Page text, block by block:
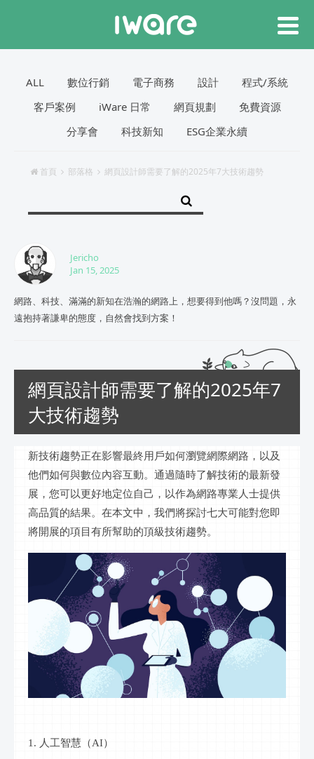
ALL 數位行銷 電子商務 設計
程式/系統
客戶案例
iWare 日常 網頁規劃
免費資源
分享會
科技新知 ESG企業永續
首頁 部落格 網頁設計師需要了解的2025年7大技術趨勢
Jericho
Jan 15, 2025
網路、科技、滿滿的新知在浩瀚的網路上，想要得到他嗎？沒問題，永
遠抱持著謙卑的態度，自然會找到方案！
網頁設計師需要了解的2025年7
大技術趨勢
新技術趨勢正在影響最終用戶如何瀏覽網際網路，以及
他們如何與數位內容互動。通過隨時了解技術的最新發
展，您可以更好地定位自己，以作為網路專業人士提供
高品質的結果。在本文中，我們將探討七大可能對您即
將開展的項目有所幫助的頂級技術趨勢。
1. 人工智慧（AI）